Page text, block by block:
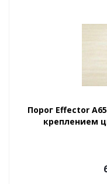
Порог Effector
креплением